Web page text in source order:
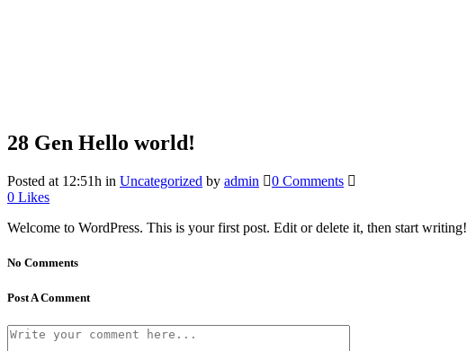
28 Gen Hello world!
Posted at 12:51h in Uncategorized by admin
0 Comments
0 Likes
Welcome to WordPress. This is your first post. Edit or delete it, then start writing!
No Comments
Post A Comment